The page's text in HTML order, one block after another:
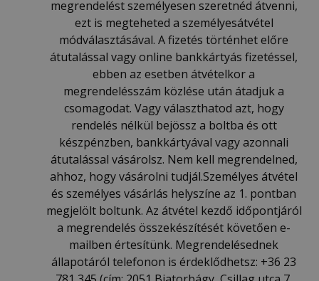
megrendelést személyesen szeretnéd átvenni,
ezt is megteheted a személyesátvétel
módválasztásával. A fizetés történhet előre
átutalással vagy online bankkártyás fizetéssel,
ebben az esetben átvételkor a
megrendelésszám közlése után átadjuk a
csomagodat. Vagy választhatod azt, hogy
rendelés nélkül bejössz a boltba és ott
készpénzben, bankkártyával vagy azonnali
átutalással vásárolsz. Nem kell megrendelned,
ahhoz, hogy vásárolni tudjál.Személyes átvétel
és személyes vásárlás helyszíne az 1. pontban
megjelölt boltunk. Az átvétel kezdő időpontjáról
a megrendelés összekészítését követően e-
mailben értesítünk. Megrendelésednek
állapotáról telefonon is érdeklődhetsz: +36 23